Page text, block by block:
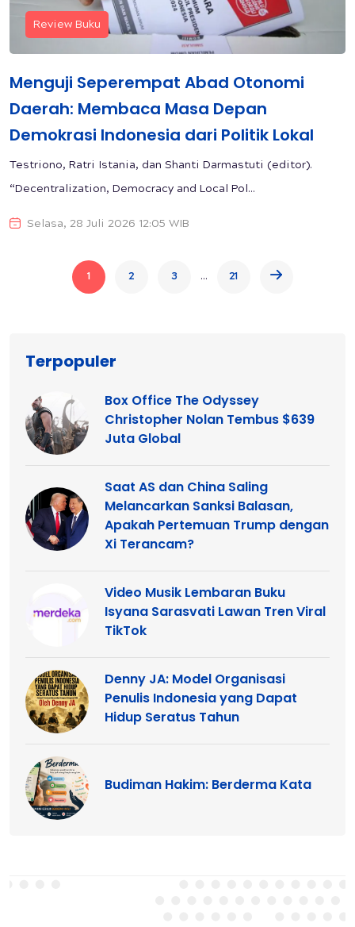
Review Buku
Menguji Seperempat Abad Otonomi
Daerah: Membaca Masa Depan
Demokrasi Indonesia dari Politik Lokal
Testriono, Ratri Istania, dan Shanti Darmastuti (editor).
“Decentralization, Democracy and Local Pol...
Selasa, 28 Juli 2026 12:05 WIB
1 2 3 ... 21
Terpopuler
Box Office The Odyssey
Christopher Nolan Tembus $639
Juta Global
Saat AS dan China Saling
Melancarkan Sanksi Balasan,
Apakah Pertemuan Trump dengan
Xi Terancam?
Video Musik Lembaran Buku
Isyana Sarasvati Lawan Tren Viral
TikTok
Denny JA: Model Organisasi
Penulis Indonesia yang Dapat
Hidup Seratus Tahun
Budiman Hakim: Berderma Kata